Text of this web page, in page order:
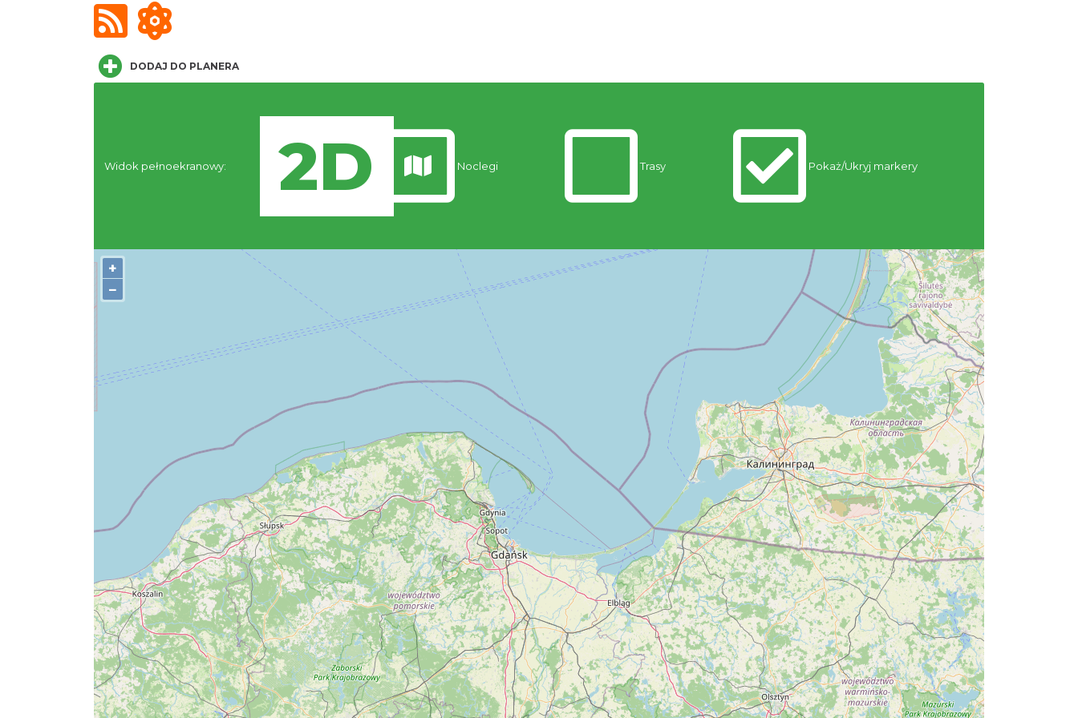
Pójcie Dziecka – będzie kino!
Istebna
Franciszkiem z Asyżu
Istebna
2026-08-08
9.30 km
Warsztaty edukacyjne dla
dzieci - owady i spółka
Szczyrk
2026-08-22
9.39 km
Sierpniowe zwiedzanie
Dworku Myśliwskiego
Brenna
2026-08-11
9.78 km
Święto Jagnięciny w Istebnej
Istebna
2026-08-15
10.58 km
Wieczór uwielbienia w
jedności na Mołczynie
Dzięgielów
2026-08-22
11.04 km
Memoriał im. Jana Śliwki
2026-08-22
11.19 km
DODAJ DO PLANERA
+
−
Widok pełnoekranowy: Noclegi Trasy Pokaż/Ukryj markery